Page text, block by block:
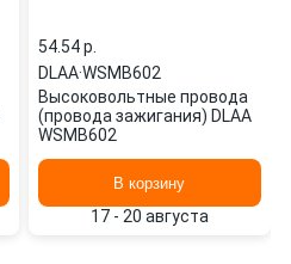
54.54 p.
DLAA·WSMB602
Высоковольтные провода
(провода зажигания) DLAA
WSMB602
В корзину
17 - 20 августа